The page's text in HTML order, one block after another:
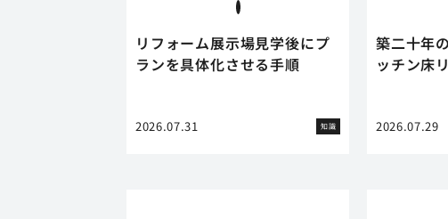
リフォーム展示場見学後にプ
ランを具体化させる手順
2026.07.31 知識
築二十年
ッチン床
2026.07.29